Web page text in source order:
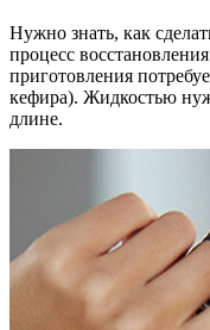
Нужно знать, как
процесс
приготовления
кефира). Жидкостью
длине.